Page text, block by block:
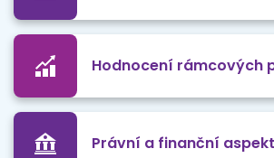
Hodnocení rámcových
Právní a finanční